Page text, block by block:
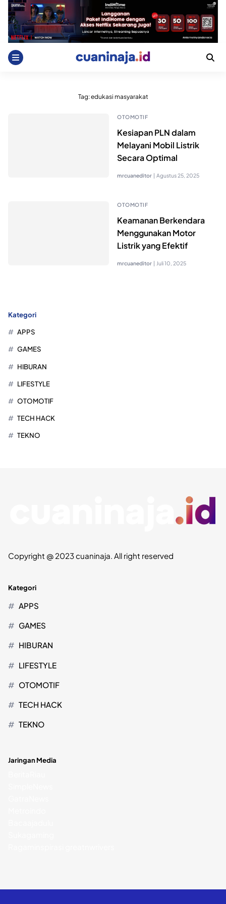
Skip
content
Tag:edukasi masyarakat
OTOMOTIF
Kesiapan PLN dalam
Melayani Mobil Listrik
Secara Optimal
mrcuaneditor | Agustus 25, 2025
OTOMOTIF
Keamanan Berkendara
Menggunakan Motor
Listrik yang Efektif
mrcuaneditor | Juli 10, 2025
Kategori
APPS
GAMES
HIBURAN
LIFESTYLE
OTOMOTIF
TECH HACK
TEKNO
Copyright @ 2023 cuaninaja. All right reserved
Kategori
APPS
GAMES
HIBURAN
LIFESTYLE
OTOMOTIF
TECH HACK
TEKNO
Jaringan Media